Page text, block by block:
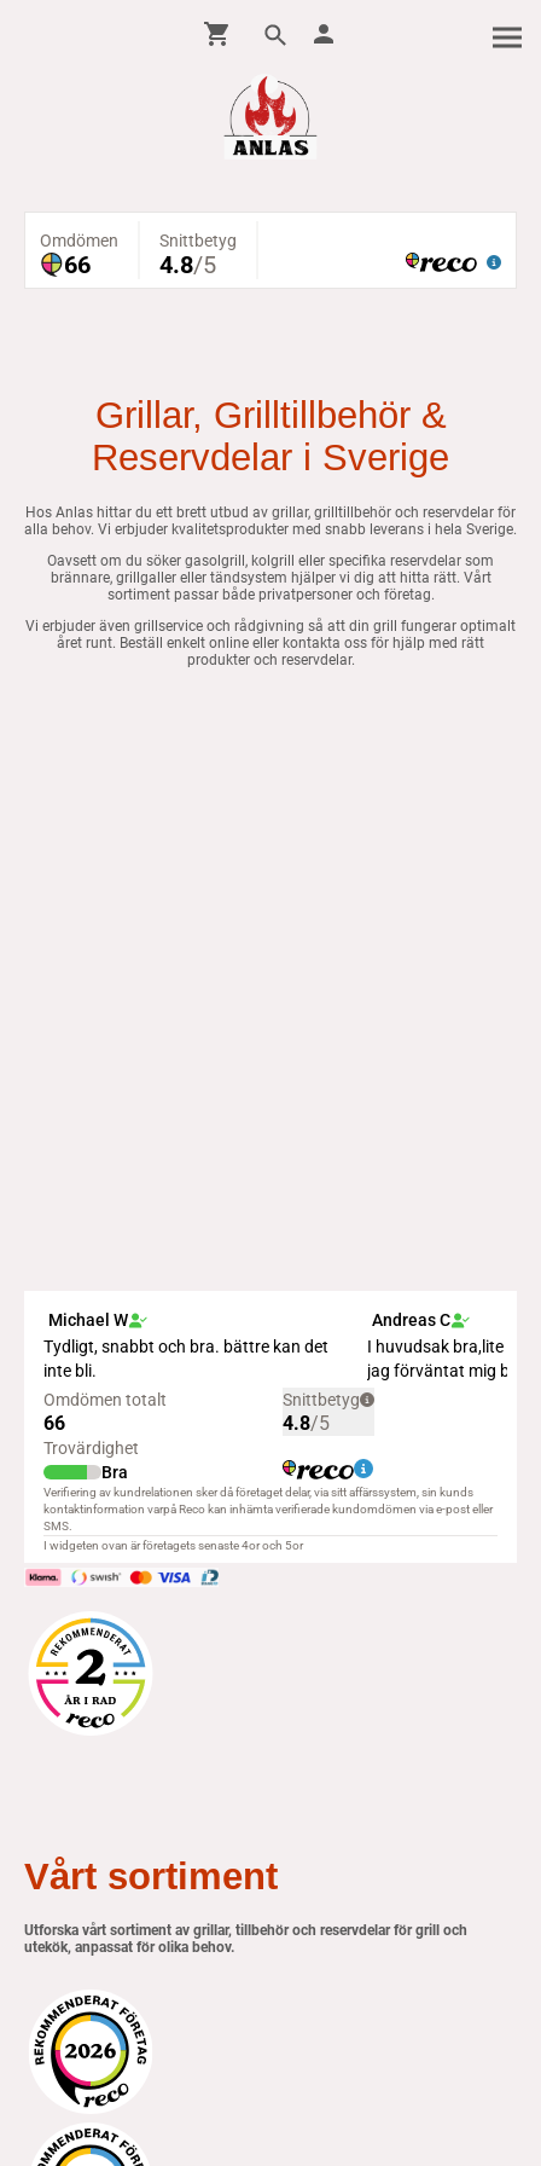
Grillar, Grilltillbehör &
Reservdelar i Sverige
Hos Anlas hittar du ett brett utbud av grillar, grilltillbehör och reservdelar för
alla behov. Vi erbjuder kvalitetsprodukter med snabb leverans i hela Sverige.
Oavsett om du söker gasolgrill, kolgrill eller specifika reservdelar som
brännare, grillgaller eller tändsystem hjälper vi dig att hitta rätt. Vårt
sortiment passar både privatpersoner och företag.
Vi erbjuder även grillservice och rådgivning så att din grill fungerar optimalt
året runt. Beställ enkelt online eller kontakta oss för hjälp med rätt
produkter och reservdelar.
Vårt sortiment
Utforska vårt sortiment av grillar, tillbehör och reservdelar för grill och
utekök, anpassat för olika behov.